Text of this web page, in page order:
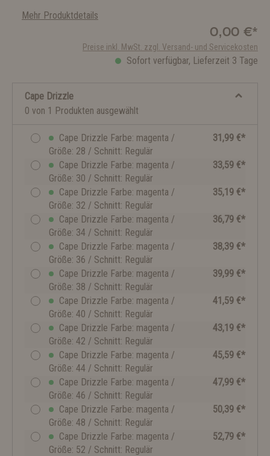
Mehr Produktdetails
0,00 €*
Preise inkl. MwSt. zzgl. Versand- und Servicekosten
Sofort verfügbar, Lieferzeit 3 Tage
Cape Drizzle
0 von 1 Produkten ausgewählt
Cape Drizzle Farbe: magenta /
Größe: 28 / Schnitt: Regulär
31,99 €*
Cape Drizzle Farbe: magenta /
Größe: 30 / Schnitt: Regulär
33,59 €*
Cape Drizzle Farbe: magenta /
Größe: 32 / Schnitt: Regulär
35,19 €*
Cape Drizzle Farbe: magenta /
Größe: 34 / Schnitt: Regulär
36,79 €*
Cape Drizzle Farbe: magenta /
Größe: 36 / Schnitt: Regulär
38,39 €*
Cape Drizzle Farbe: magenta /
Größe: 38 / Schnitt: Regulär
39,99 €*
Cape Drizzle Farbe: magenta /
Größe: 40 / Schnitt: Regulär
41,59 €*
Cape Drizzle Farbe: magenta /
Größe: 42 / Schnitt: Regulär
43,19 €*
Cape Drizzle Farbe: magenta /
Größe: 44 / Schnitt: Regulär
45,59 €*
Cape Drizzle Farbe: magenta /
Größe: 46 / Schnitt: Regulär
47,99 €*
Cape Drizzle Farbe: magenta /
Größe: 48 / Schnitt: Regulär
50,39 €*
Cape Drizzle Farbe: magenta /
Größe: 52 / Schnitt: Regulär
52,79 €*